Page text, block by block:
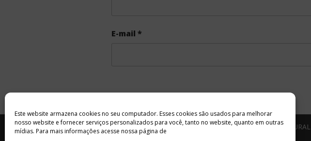
Este website armazena cookies no seu computador. Esses cookies são usados ​​para melhorar
nosso website e fornecer serviços personalizados para você, tanto no website, quanto em outras
mídias. Para mais informações acesse nossa página de
E-mail *
INÍCIO SOBRE ANUNCIE ESTÚDIO ACESSO CULTURAL